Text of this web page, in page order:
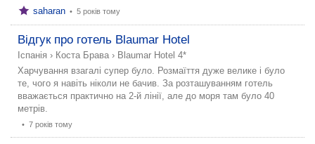
saharan • 5 років тому
Відгук про готель Blaumar Hotel
Іспанія › Коста Брава › Blaumar Hotel 4*
Харчування взагалі супер було. Розмаїття дуже велике і було
те, чого я навіть ніколи не бачив. За розташуванням готель
вважається практично на 2-й лінії, але до моря там було 40
метрів.
• 7 років тому